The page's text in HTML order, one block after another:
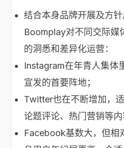
结合本身品牌开展及方针
Boomplay对不同交际媒
的洞悉和差异化运营：
Instagram在年青人集体
宣发的首要阵地；
Twitter也在不断增加，
论题评论、热门营销等内
Facebook基数大，但相